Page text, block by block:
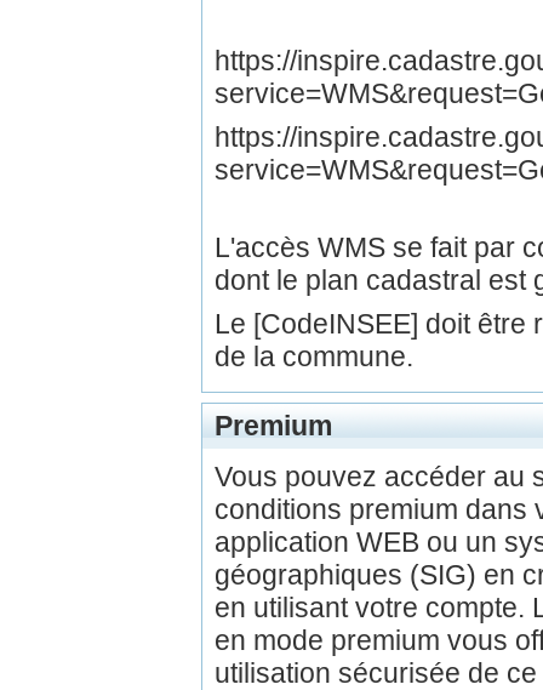
https://
https://
L'accès WMS se fait par
dont le plan cadastral est
Le [CodeINSEE] doit être
de la commune.
Premium
Vous pouvez accéder au
conditions premium dans
application WEB ou un
géographiques (SIG) en
en utilisant votre compte.
en mode premium vous
utilisation sécurisée de